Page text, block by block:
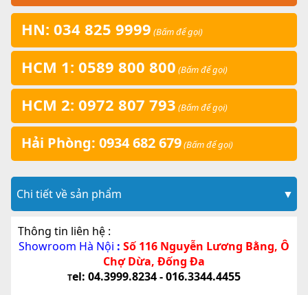
HN: 034 825 9999 (Bấm để gọi)
HCM 1: 0589 800 800 (Bấm để gọi)
HCM 2: 0972 807 793 (Bấm để gọi)
Hải Phòng: 0934 682 679(Bấm để gọi)
Chi tiết về sản phẩm ▼
Thông tin liên hệ :
Showroom Hà Nội : Số 116 Nguyễn Lương Bằng, Ô
Chợ Dừa, Đống Đa
Tel: 04.3999.8234 - 016.3344.4455